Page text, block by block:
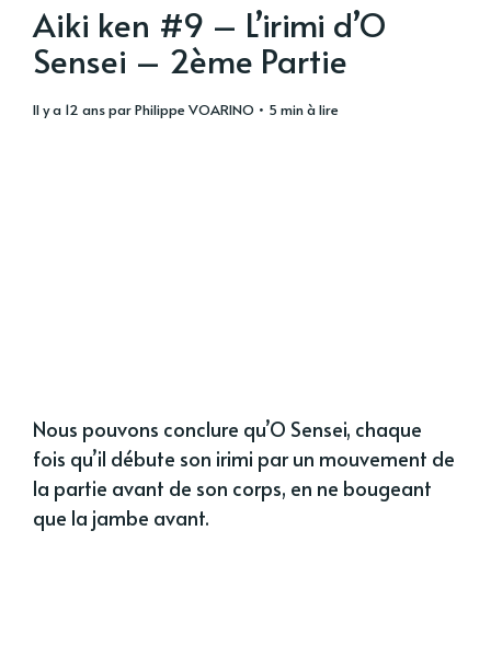
Aiki ken #9 – L’irimi d’O
Sensei – 2ème Partie
il y a 12 ansparPhilippe VOARINO • 5 min à lire
Nous pouvons conclure qu’O Sensei, chaque
fois qu’il débute son irimi par un mouvement de
la partie avant de son corps, en ne bougeant
que la jambe avant.